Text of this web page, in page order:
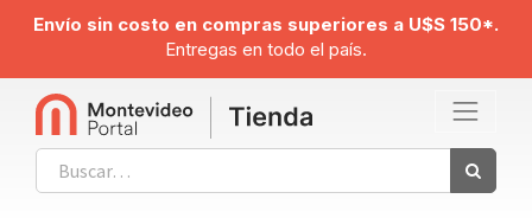
Envío sin costo en compras superiores a U$S 150*.
Entregas en todo el país.